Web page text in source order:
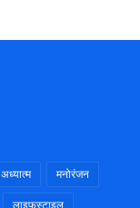
अध्यात्म मनोरंजन
लाइफस्टाइल